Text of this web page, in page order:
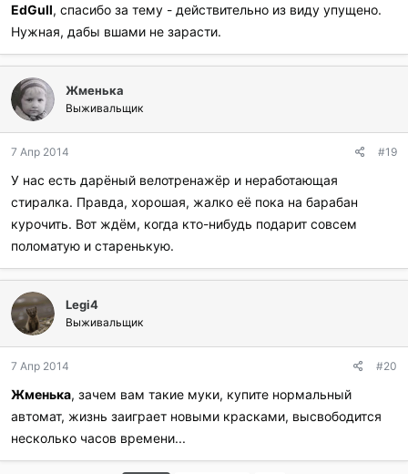
и
л
и
:
EdGull, спасибо за тему - действительно из виду упущено.
Нужная, дабы вшами не зарасти.
Жменька
Выживальщик
7 Апр 2014 #19
У нас есть дарёный велотренажёр и неработающая
стиралка. Правда, хорошая, жалко её пока на барабан
курочить. Вот ждём, когда кто-нибудь подарит совсем
поломатую и старенькую.
Legi4
Выживальщик
7 Апр 2014 #20
Жменька, зачем вам такие муки, купите нормальный
автомат, жизнь заиграет новыми красками, высвободится
несколько часов времени...